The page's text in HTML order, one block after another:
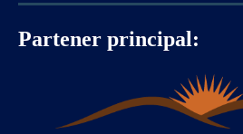
Partener principal: